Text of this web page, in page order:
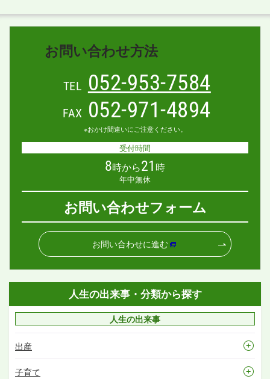
お問い合わせ方法
TEL 052-953-7584
FAX 052-971-4894
※おかけ間違いにご注意ください。
受付時間
8時から21 時
年中無休
お問い合わせフォーム
お問い合わせに進む
人生の出来事・分類から探す
人生の出来事
出産
子育て